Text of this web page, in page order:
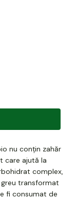
nu conțin zahăr
care ajută la
complex,
transformat
fi consumat de